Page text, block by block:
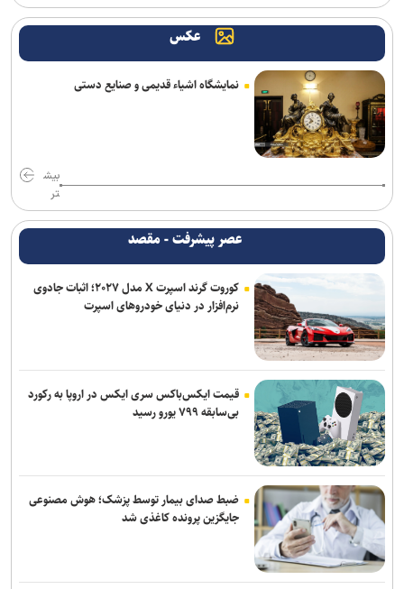
قیمت سوخت هستند
تحقیقات ارتش آمریکا درباره موج خودکشی در فرماندهی سایبری؛ نگرانی
از فشار‌های ناشی از جنگ و مأموریت‌های فزاینده
پاکستان: خواهان جنگ با افغانستان نیستیم؛ طالبان باید حمایت از
واشنگتن‌پست: ترامپ در محافل خصوصی از جی‌دی ونس برای انتخابات
۲۰۲۸ حمایت می‌کند
قشقاوی: آمریکا یک هفته پس از تفاهم اسلام آباد آن را نقض کرد
برنی سندرز: ترامپ خطرناک‌ ترین رئیس‌ جمهور تاریخ آمریکا است
برکناری دو مقام ارشد موساد پس از ناکامی طرح علیه ایران
عکس
نمایشگاه اشیاء قدیمی و صنایع دستی
بیش
تر
عصر پیشرفت - مقصد
کوروت گرند اسپرت X مدل ۲۰۲۷؛ اثبات جادوی
نرم‌افزار در دنیای خودروهای اسپرت
قیمت ایکس‌باکس سری ایکس در اروپا به رکورد
بی‌سابقه ۷۹۹ یورو رسید
ضبط صدای بیمار توسط پزشک؛ هوش مصنوعی
جایگزین پرونده کاغذی شد